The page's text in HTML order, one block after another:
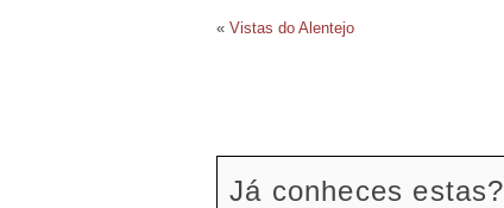
« Vistas do Alentejo
Já conheces estas?